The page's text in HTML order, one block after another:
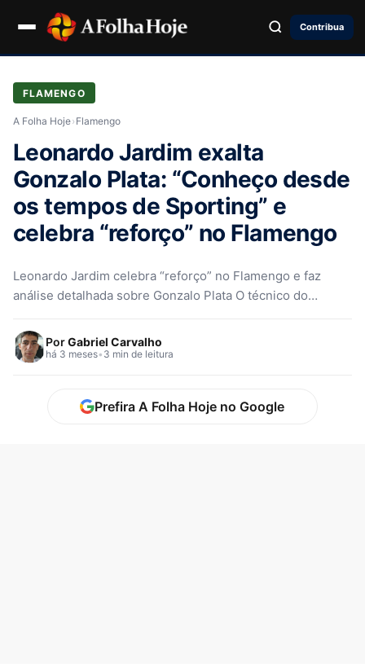
Contribua
FLAMENGO
A Folha Hoje› Flamengo
Leonardo Jardim exalta
Gonzalo Plata: “Conheço desde
os tempos de Sporting” e
celebra “reforço” no Flamengo
Leonardo Jardim celebra “reforço” no Flamengo e faz
análise detalhada sobre Gonzalo Plata O técnico do
PorGabriel Carvalho
há 3 meses• 3 min de leitura
Prefira A Folha Hoje no Google